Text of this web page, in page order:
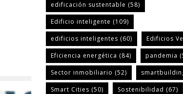
edificación sustentable (58)
Edificio inteligente (109)
edificios inteligentes (60) Edificios
Eficiencia energética (84) pandemia
Sector inmobiliario (52)
Smart Cities (50) Sostenibilidad (67)